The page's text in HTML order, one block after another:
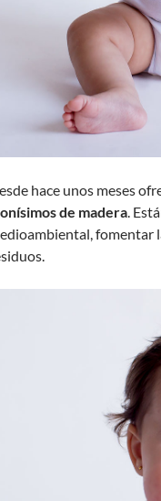
hace unos meses
de madera .
fomentar